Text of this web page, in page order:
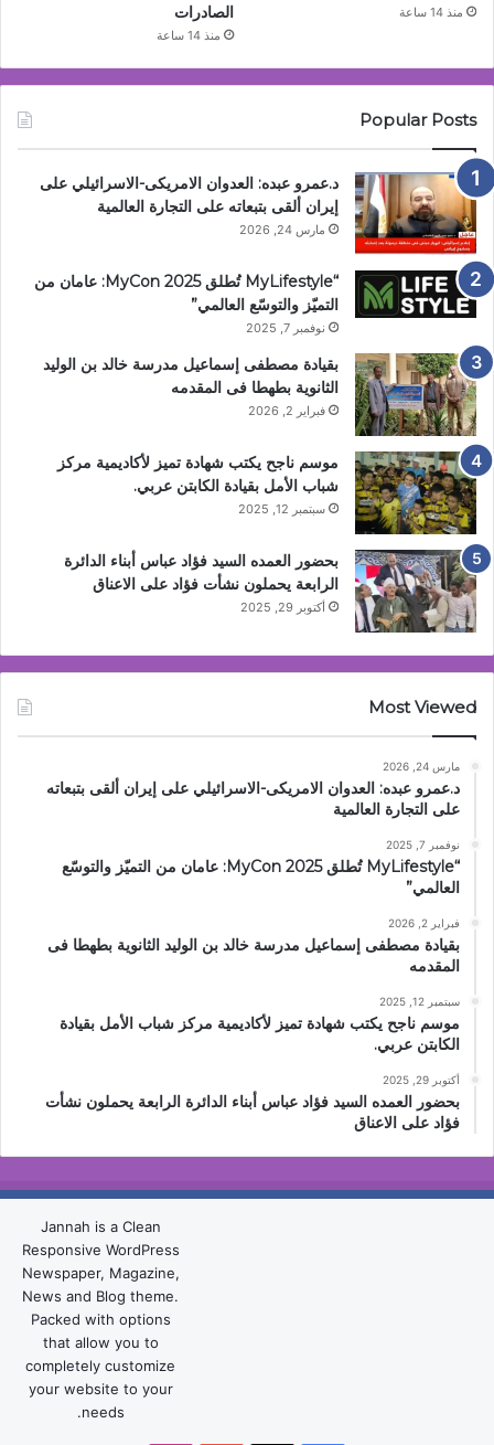
منذ 14 ساعة
الصادرات
منذ 14 ساعة
Popular Posts
د.عمرو عبده: العدوان الامريكى-الاسرائيلي على
إيران ألقى بتبعاته على التجارة العالمية
مارس 24, 2026
“MyLifestyle تُطلق MyCon 2025: عامان من
التميّز والتوسّع العالمي”
نوفمبر 7, 2025
بقيادة مصطفى إسماعيل مدرسة خالد بن الوليد
الثانوية بطهطا فى المقدمه
فبراير 2, 2026
موسم ناجح يكتب شهادة تميز لأكاديمية مركز
شباب الأمل بقيادة الكابتن عربي.
سبتمبر 12, 2025
بحضور العمده السيد فؤاد عباس أبناء الدائرة
الرابعة يحملون نشأت فؤاد على الاعناق
أكتوبر 29, 2025
Most Viewed
مارس 24, 2026
د.عمرو عبده: العدوان الامريكى-الاسرائيلي على إيران ألقى بتبعاته
على التجارة العالمية
نوفمبر 7, 2025
“MyLifestyle تُطلق MyCon 2025: عامان من التميّز والتوسّع
العالمي”
فبراير 2, 2026
بقيادة مصطفى إسماعيل مدرسة خالد بن الوليد الثانوية بطهطا فى
المقدمه
سبتمبر 12, 2025
موسم ناجح يكتب شهادة تميز لأكاديمية مركز شباب الأمل بقيادة
الكابتن عربي.
أكتوبر 29, 2025
بحضور العمده السيد فؤاد عباس أبناء الدائرة الرابعة يحملون نشأت
فؤاد على الاعناق
Jannah is a Clean
Responsive WordPress
Newspaper, Magazine,
News and Blog theme.
Packed with options
that allow you to
completely customize
your website to your
needs.